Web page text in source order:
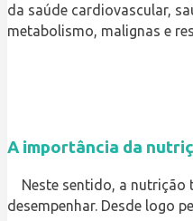
da saúde cardiovascular,
metabolismo, malignas e
A importância da
Neste sentido, a nutrição
desempenhar. Desde logo